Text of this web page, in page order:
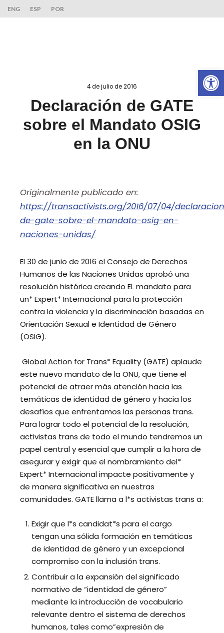
ENG ESP POR
4 de julio de 2016
Declaración de GATE
sobre el Mandato OSIG
en la ONU
Originalmente publicado en:
https://transactivists.org/2016/07/04/
de-gate-sobre-el-mandato-osig-en-
naciones-unidas/
El 30 de junio de 2016 el Consejo de Derechos
Humanos de las Naciones Unidas aprobó una
resolución histórica creando EL mandato para
un* Expert* Internacional para la protección
contra la violencia y la discriminación basadas en
Orientación Sexual e Identidad de Género
(OSIG).
Global Action for Trans* Equality (GATE) aplaude
este nuevo mandato de la ONU, que tiene el
potencial de atraer más atención hacia las
temáticas de identidad de género y hacia los
desafíos que enfrentamos las personas trans.
Para lograr todo el potencial de la resolución,
activistas trans de todo el mundo tendremos un
papel central y esencial que cumplir a la hora de
asegurar y exigir que el nombramiento del*
Expert* Internacional impacte positivamente y
de manera significativa en nuestras
comunidades. GATE llama a l*s activistas trans a:
Exigir que l*s candidat*s para el cargo
tengan una sólida formación en temáticas
de identidad de género y un excepcional
compromiso con la inclusión trans.
Contribuir a la expansión del significado
normativo de “identidad de género”
mediante la introducción de vocabulario
relevante dentro el sistema de derechos
humanos, tales como”expresión de